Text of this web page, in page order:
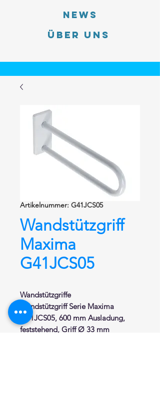
News
Über uns
Artikelnummer: G41JCS05
Wandstützgriff
Maxima
G41JCS05
Wandstützgriffe
WandstützgriffSerie Maxima
G41JCS05, 600 mm Ausladung,
feststehend, Griff Ø 33 mm